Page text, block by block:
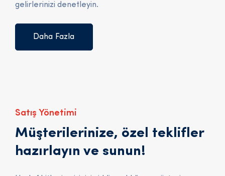
gelirlerinizi denetleyin.
Daha Fazla
Satış Yönetimi
Müşterilerinize, özel teklifler
hazırlayın ve sunun!